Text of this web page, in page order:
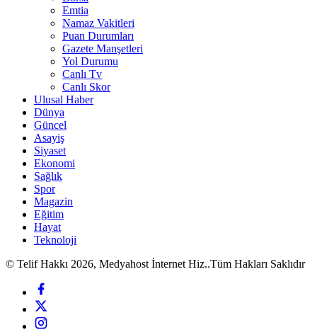
Emtia
Namaz Vakitleri
Puan Durumları
Gazete Manşetleri
Yol Durumu
Canlı Tv
Canlı Skor
Ulusal Haber
Dünya
Güncel
Asayiş
Siyaset
Ekonomi
Sağlık
Spor
Magazin
Eğitim
Hayat
Teknoloji
© Telif Hakkı 2026, Medyahost İnternet Hiz..Tüm Hakları Saklıdır